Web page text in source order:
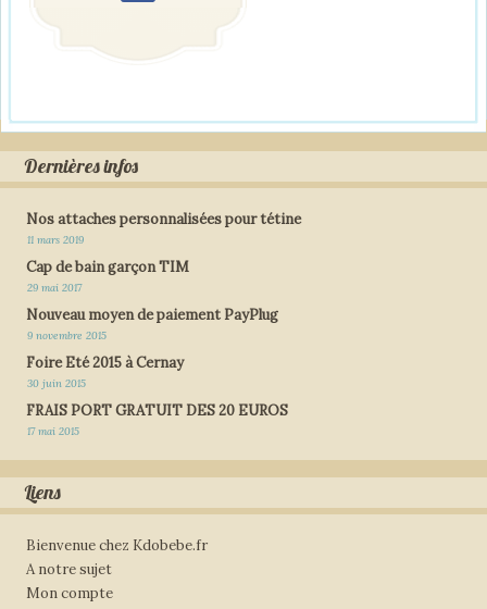
Dernières infos
Nos attaches personnalisées pour tétine
11 mars 2019
Cap de bain garçon TIM
29 mai 2017
Nouveau moyen de paiement PayPlug
9 novembre 2015
Foire Eté 2015 à Cernay
30 juin 2015
FRAIS PORT GRATUIT DES 20 EUROS
17 mai 2015
Liens
Bienvenue chez Kdobebe.fr
A notre sujet
Mon compte